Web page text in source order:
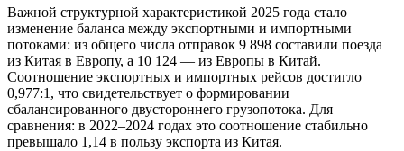
Важной структурной характеристикой 2025 года стало
изменение баланса между экспортными и импортными
потоками: из общего числа отправок 9 898 составили поезда
из Китая в Европу, а 10 124 — из Европы в Китай.
Соотношение экспортных и импортных рейсов достигло
0,977:1, что свидетельствует о формировании
сбалансированного двустороннего грузопотока. Для
сравнения: в 2022–2024 годах это соотношение стабильно
превышало 1,14 в пользу экспорта из Китая.